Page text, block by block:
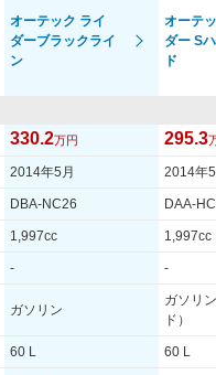
オーテック ライ
ダーブラックライ
ン
オーテ
ダー S
ド
330.2万円 295.3
2014年5月 2014年
DBA-NC26 DAA-
1,997cc 1,997cc
- -
ガソリン
ガソリ
ド）
60 L 60 L